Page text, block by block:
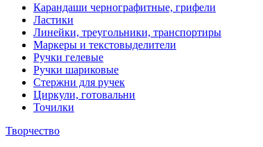
Карандаши чернографитные, грифели
Ластики
Линейки, треугольники, транспортиры
Маркеры и текстовыделители
Ручки гелевые
Ручки шариковые
Стержни для ручек
Циркули, готовальни
Точилки
Творчество